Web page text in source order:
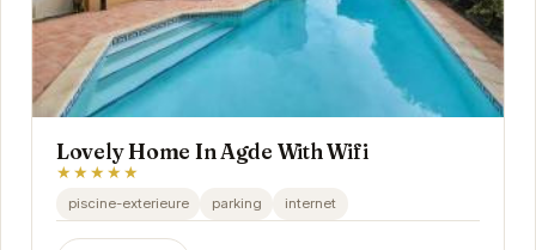
Lovely Home In Agde With Wifi
★★★★★
piscine-exterieure parking internet